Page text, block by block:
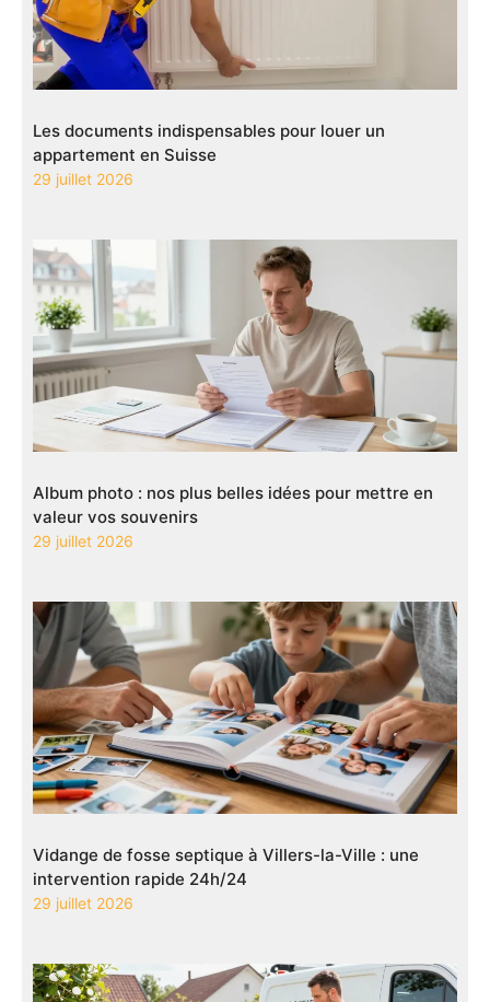
Les documents indispensables pour louer un
appartement en Suisse
29 juillet 2026
Album photo : nos plus belles idées pour mettre en
valeur vos souvenirs
29 juillet 2026
Vidange de fosse septique à Villers-la-Ville : une
intervention rapide 24h/24
29 juillet 2026